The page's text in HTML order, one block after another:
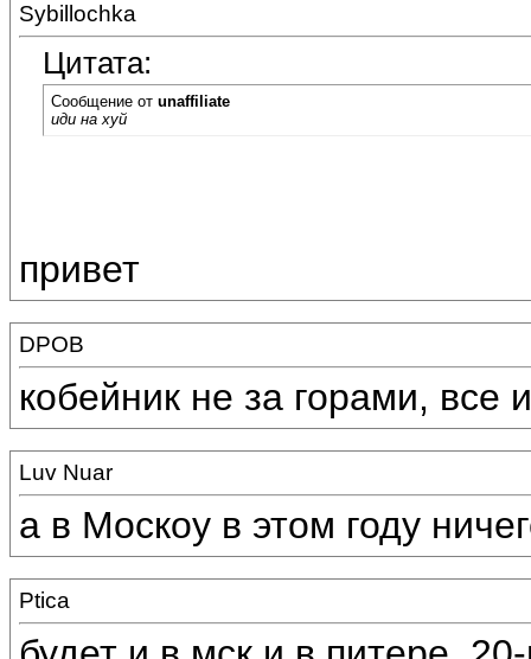
Sybillochka
Цитата:
Сообщение от unaffiliate
иди на хуй
привет
DPOB
кобейник не за горами, все
Luv Nuar
а в Москоу в этом году
Ptica